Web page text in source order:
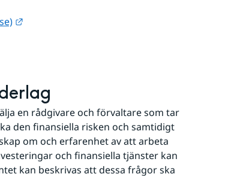
en rådgivare och förvaltare som tar
den finansiella risken och samtidigt
om och erfarenhet av att arbeta
och finansiella tjänster kan
kan beskrivas att dessa frågor ska